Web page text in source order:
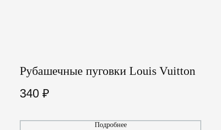
Рубашечные пуговки Louis Vuitton
340 ₽
Подробнее